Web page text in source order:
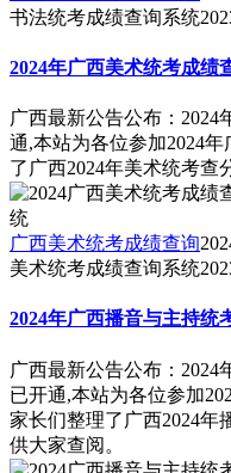
书法统考成绩查询系统
2024年广西美术统考成绩
广西最新公告公布：
通,本站为各位参加2024
了广西2024年美术统考查
广西美术统考成绩查询
美术统考成绩查询系统
2024年广西播音与主持统
广西最新公告公布：2024
已开通,本站为各位参加
家长们整理了广西2024年
供大家查阅。